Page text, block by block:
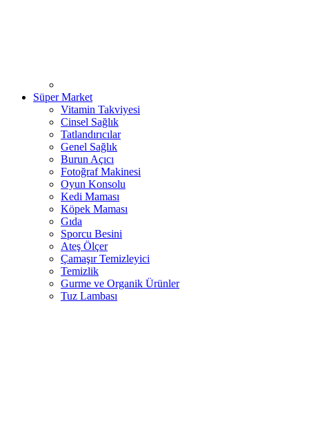
Süper Market
Vitamin Takviyesi
Cinsel Sağlık
Tatlandırıcılar
Genel Sağlık
Burun Açıcı
Fotoğraf Makinesi
Oyun Konsolu
Kedi Maması
Köpek Maması
Gıda
Sporcu Besini
Ateş Ölçer
Çamaşır Temizleyici
Temizlik
Gurme ve Organik Ürünler
Tuz Lambası